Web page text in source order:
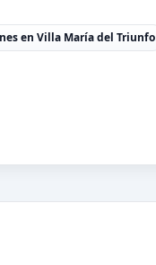
en Villa María del Triunfo